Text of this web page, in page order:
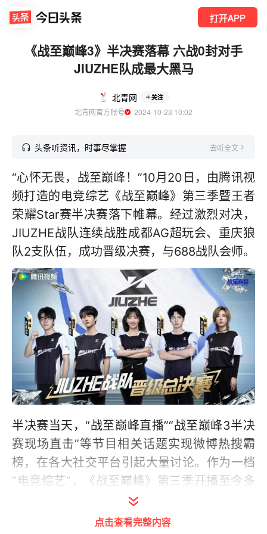
打开APP
《战至巅峰3》半决赛落幕 六战0封对手
JIUZHE队成最大黑马
北青网 关注
北青网官方账号
  2024-10-23 10:02
头条听资讯，时事尽掌握 去听全文
“心怀无畏，战至巅峰！”10月20日，由腾讯视
频打造的电竞综艺《战至巅峰》第三季暨王者
荣耀Star赛半决赛落下帷幕。经过激烈对决，
JIUZHE战队连续战胜成都AG超玩会、重庆狼
队2支队伍，成功晋级决赛，与688战队会师。
半决赛当天，“战至巅峰直播”“战至巅峰3半决
赛现场直击”等节目相关话题实现微博热搜霸
榜，在各大社交平台引起大量讨论。作为一档
“电竞综艺”，《战至巅峰》第三季开播至今多
次蝉联猫眼综艺热度榜、蓝鹰融合影响势力
榜、骨朵热度指数排行榜等多个专业播映榜单
点击查看完整内容